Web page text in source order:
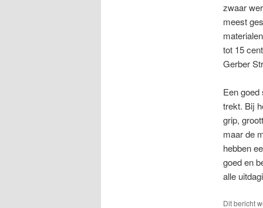
zwaar
meest
tot 15
Gerber
Een
trekt. Bij
grip,
maar de
hebben
goed en
alle
Dit bericht